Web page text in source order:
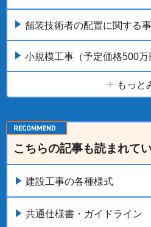
舗装技術者の配置に関する
小規模工事（予定価格500
もっと
こちらの記事も読まれてい
建設工事の各種様式
共通仕様書・ガイドライン